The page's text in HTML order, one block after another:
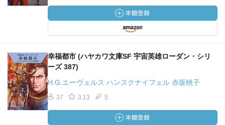
幸福都市 (ハヤカワ文庫SF 宇宙英雄ローダン・シリ
ーズ 387)
H.G.エーヴェルス ハンスクナイフェル 赤坂桃子
37 3.13 5